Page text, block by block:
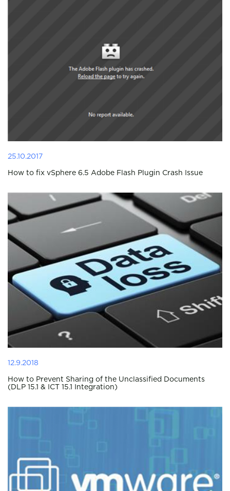
25.10.2017
How to fix vSphere 6.5 Adobe Flash Plugin Crash Issue
12.9.2018
How to Prevent Sharing of the Unclassified Documents
(DLP 15.1 & ICT 15.1 Integration)